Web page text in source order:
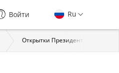
Ru
Войти
Открытки Президентской